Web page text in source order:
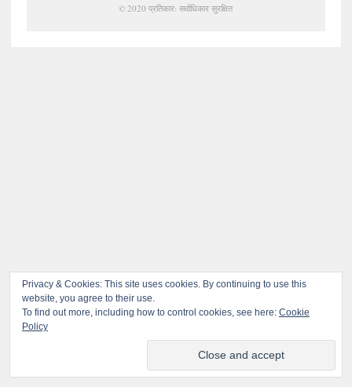
© 2020 प्रतिकारः सर्वाधिकार सुरक्षित
Privacy & Cookies: This site uses cookies. By continuing to use this
website, you agree to their use.
To find out more, including how to control cookies, see here: Cookie
Policy